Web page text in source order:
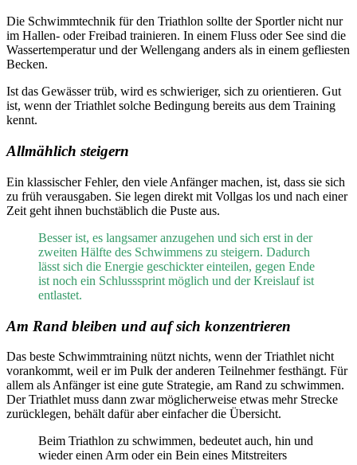
Die Schwimmtechnik für den Triathlon sollte der Sportler nicht nur
im Hallen- oder Freibad trainieren. In einem Fluss oder See sind die
Wassertemperatur und der Wellengang anders als in einem gefliesten
Becken.
Ist das Gewässer trüb, wird es schwieriger, sich zu orientieren. Gut
ist, wenn der Triathlet solche Bedingung bereits aus dem Training
kennt.
Allmählich steigern
Ein klassischer Fehler, den viele Anfänger machen, ist, dass sie sich
zu früh verausgaben. Sie legen direkt mit Vollgas los und nach einer
Zeit geht ihnen buchstäblich die Puste aus.
Besser ist, es langsamer anzugehen und sich erst in der
zweiten Hälfte des Schwimmens zu steigern. Dadurch
lässt sich die Energie geschickter einteilen, gegen Ende
ist noch ein Schlusssprint möglich und der Kreislauf ist
entlastet.
Am Rand bleiben und auf sich konzentrieren
Das beste Schwimmtraining nützt nichts, wenn der Triathlet nicht
vorankommt, weil er im Pulk der anderen Teilnehmer festhängt. Für
allem als Anfänger ist eine gute Strategie, am Rand zu schwimmen.
Der Triathlet muss dann zwar möglicherweise etwas mehr Strecke
zurücklegen, behält dafür aber einfacher die Übersicht.
Beim Triathlon zu schwimmen, bedeutet auch, hin und
wieder einen Arm oder ein Bein eines Mitstreiters